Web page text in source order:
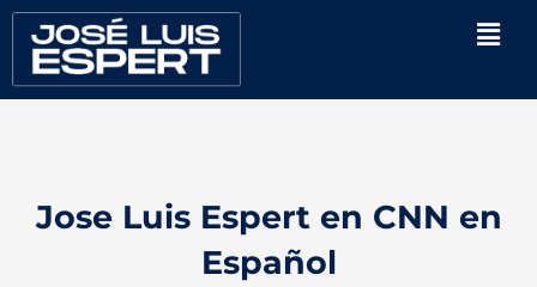
contenido
Jose Luis Espert en CNN en
Español